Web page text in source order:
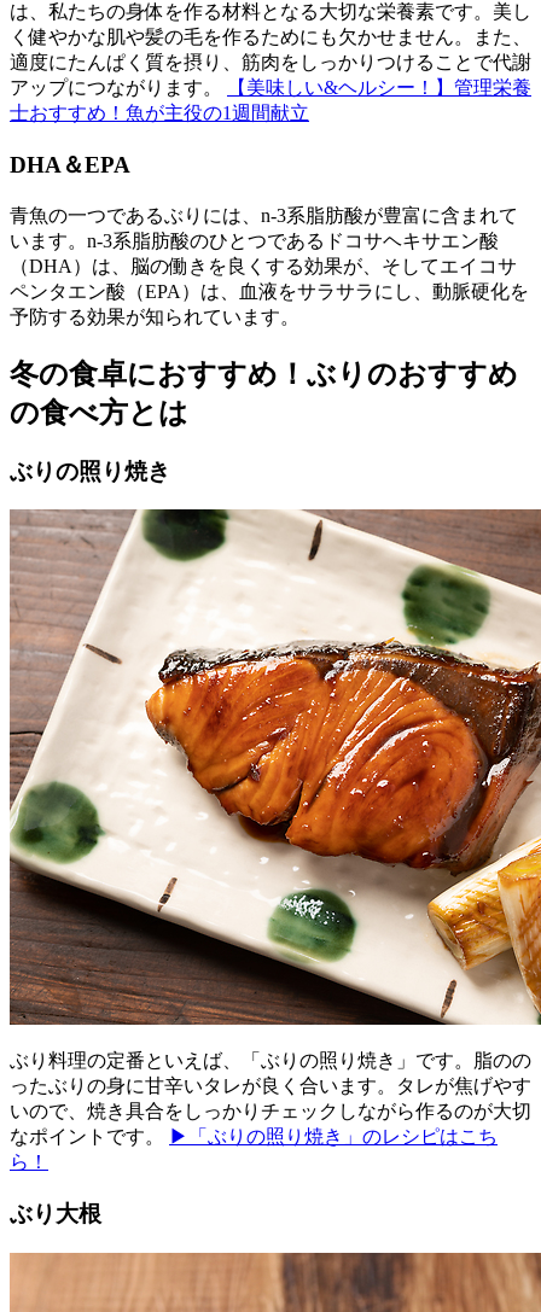
は、私たちの身体を作る材料となる大切な栄養素です。美し
く健やかな肌や髪の毛を作るためにも欠かせません。また、
適度にたんぱく質を摂り、筋肉をしっかりつけることで代謝
アップにつながります。
【美味しい&ヘルシー！】管理栄養
士おすすめ！魚が主役の1週間献立
DHA＆EPA
青魚の一つであるぶりには、n-3系脂肪酸が豊富に含まれて
います。n-3系脂肪酸のひとつであるドコサヘキサエン酸
（DHA）は、脳の働きを良くする効果が、そしてエイコサ
ペンタエン酸（EPA）は、血液をサラサラにし、動脈硬化を
予防する効果が知られています。
冬の食卓におすすめ！ぶりのおすすめ
の食べ方とは
ぶりの照り焼き
ぶり料理の定番といえば、「ぶりの照り焼き」です。脂のの
ったぶりの身に甘辛いタレが良く合います。タレが焦げやす
いので、焼き具合をしっかりチェックしながら作るのが大切
なポイントです。
▶「ぶりの照り焼き」のレシピはこち
ら！
ぶり大根